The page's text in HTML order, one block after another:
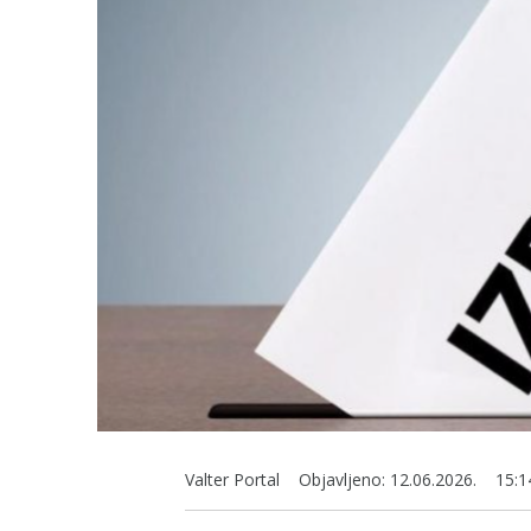
Valter Portal Objavljeno: 12.06.2026.